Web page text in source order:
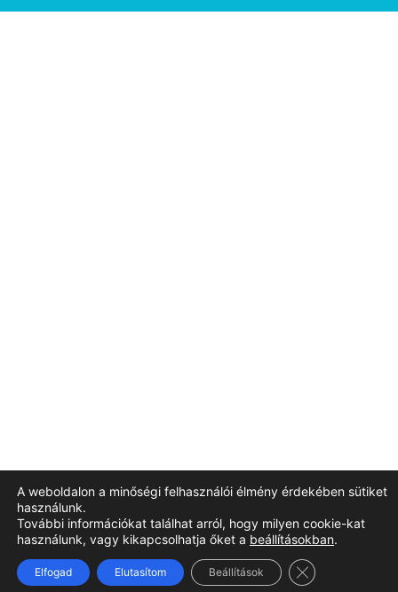
A weboldalon a minőségi felhasználói élmény érdekében sütiket
használunk.
További információkat találhat arról, hogy milyen cookie-kat
használunk, vagy kikapcsolhatja őket a beállításokban.
Elfogad Elutasítom Beállítások Close GDPR